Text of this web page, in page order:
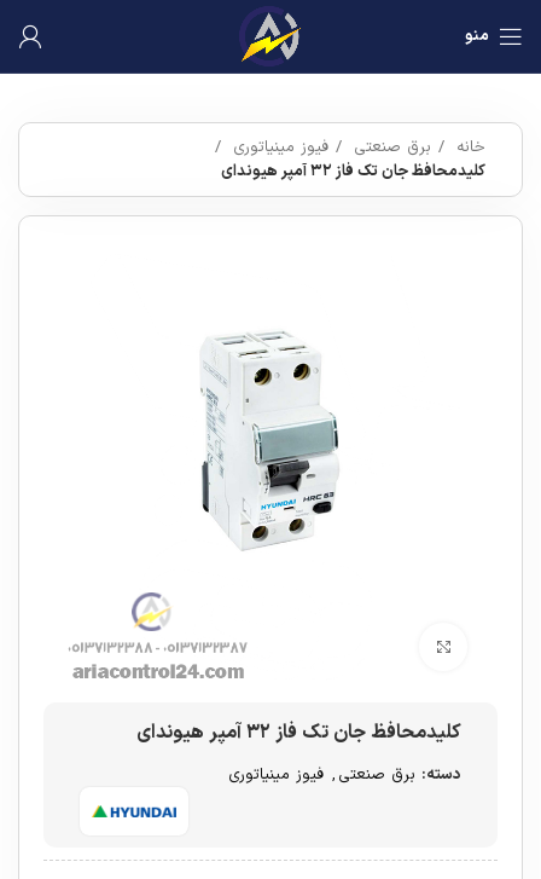
منو
خانه برق صنعتی
فیوز مینیاتوری
کلیدمحافظ جان تک فاز ۳۲ آمپر هیوندای
کلیدمحافظ جان تک فاز ۳۲ آمپر هیوندای
دسته: برق صنعتی , فیوز مینیاتوری